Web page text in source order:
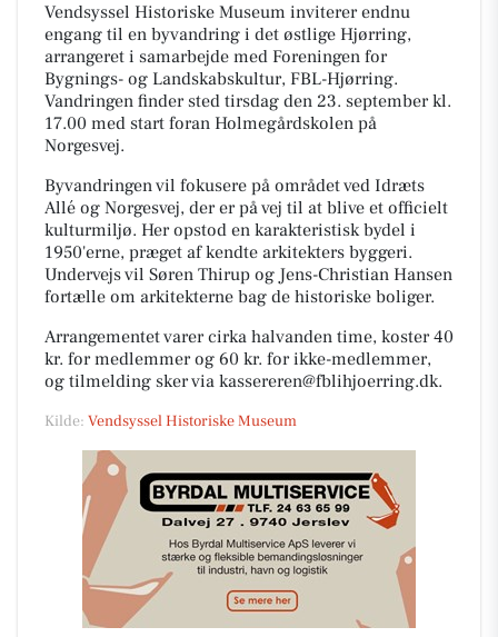
Vendsyssel Historiske Museum inviterer endnu
engang til en byvandring i det østlige Hjørring,
arrangeret i samarbejde med Foreningen for
Bygnings- og Landskabskultur, FBL-Hjørring.
Vandringen finder sted tirsdag den 23. september kl.
17.00 med start foran Holmegårdskolen på
Norgesvej.
Byvandringen vil fokusere på området ved Idræts
Allé og Norgesvej, der er på vej til at blive et officielt
kulturmiljø. Her opstod en karakteristisk bydel i
1950'erne, præget af kendte arkitekters byggeri.
Undervejs vil Søren Thirup og Jens-Christian Hansen
fortælle om arkitekterne bag de historiske boliger.
Arrangementet varer cirka halvanden time, koster 40
kr. for medlemmer og 60 kr. for ikke-medlemmer,
og tilmelding sker via kassereren@fblihjoerring.dk.
Kilde: Vendsyssel Historiske Museum